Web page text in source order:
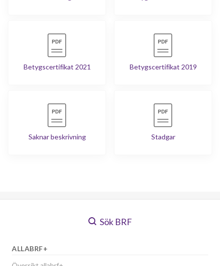
Betygscertifikat 2021 Betygscertifikat 2019
Saknar beskrivning Stadgar
Sök BRF
ALLABRF+